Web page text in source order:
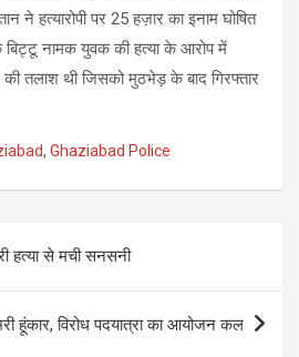
ने हत्यारोपी पर 25 हज़ार का इनाम घोषित
बिट्टू नामक युवक की हत्या के आरोप में
तलाश थी जिसको मुठभेड़ के बाद गिरफ्तार
, Ghaziabad Police
हत्या से मची सनसनी
हूंकार, विरोध पदयात्रा का आयोजन कल